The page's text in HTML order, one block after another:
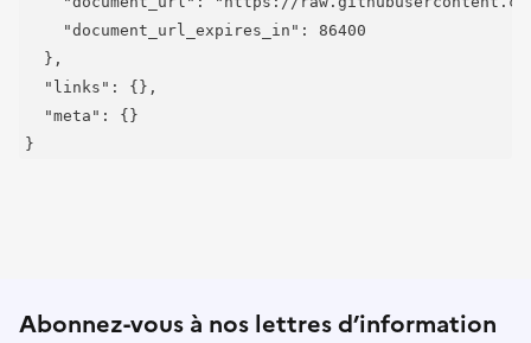
    "document_url_expires_in": 86400
  },
  "links": {},
  "meta": {}
}
Abonnez-vous à nos lettres d’information